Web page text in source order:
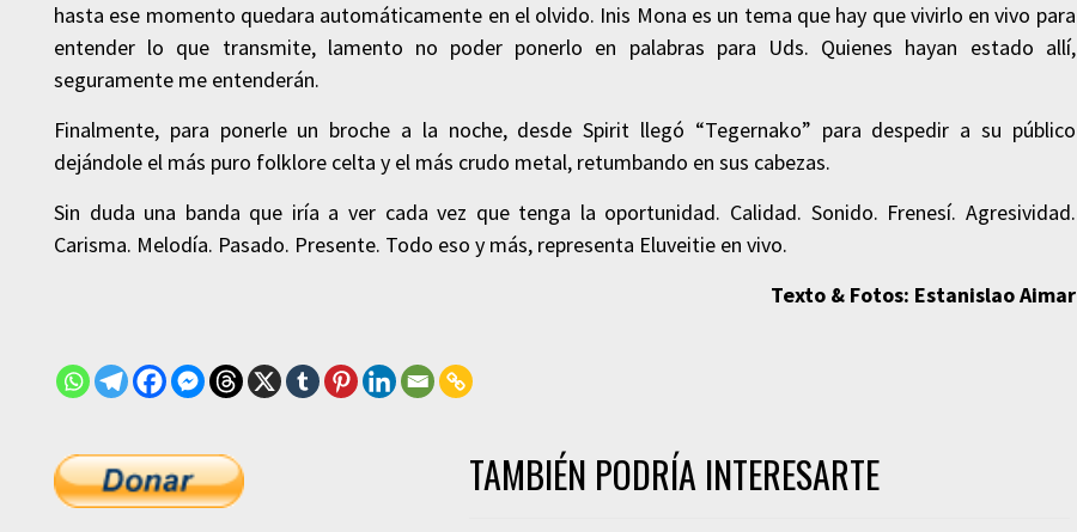
hasta ese momento quedara automáticamente en el olvido. Inis Mona es un tema que hay que vivirlo en vivo para
entender lo que transmite, lamento no poder ponerlo en palabras para Uds. Quienes hayan estado allí,
seguramente me entenderán.
Finalmente, para ponerle un broche a la noche, desde Spirit llegó “Tegernako” para despedir a su público
dejándole el más puro folklore celta y el más crudo metal, retumbando en sus cabezas.
Sin duda una banda que iría a ver cada vez que tenga la oportunidad. Calidad. Sonido. Frenesí. Agresividad.
Carisma. Melodía. Pasado. Presente. Todo eso y más, representa Eluveitie en vivo.
Texto & Fotos: Estanislao Aimar
TAMBIÉN PODRÍA INTERESARTE